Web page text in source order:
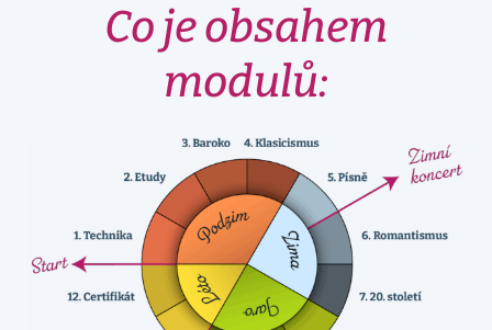
Co je obsahem
modulů: